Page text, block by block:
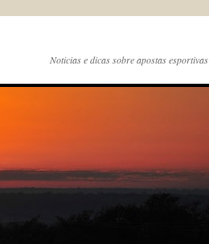
Noticias e dicas sobre apostas esportivas